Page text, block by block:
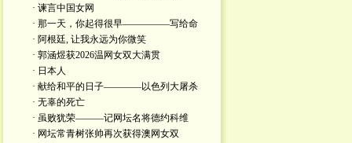
· 谏言中国女网
· 那一天，你起得很早—————写给命
· 阿根廷, 让我永远为你微笑
· 郭涵煜获2026温网女双大满贯
· 日本人
· 献给和平的日子————以色列大屠杀
· 无辜的死亡
· 虽败犹荣———记网坛名将德约科维
· 网坛常青树张帅再次获得澳网女双